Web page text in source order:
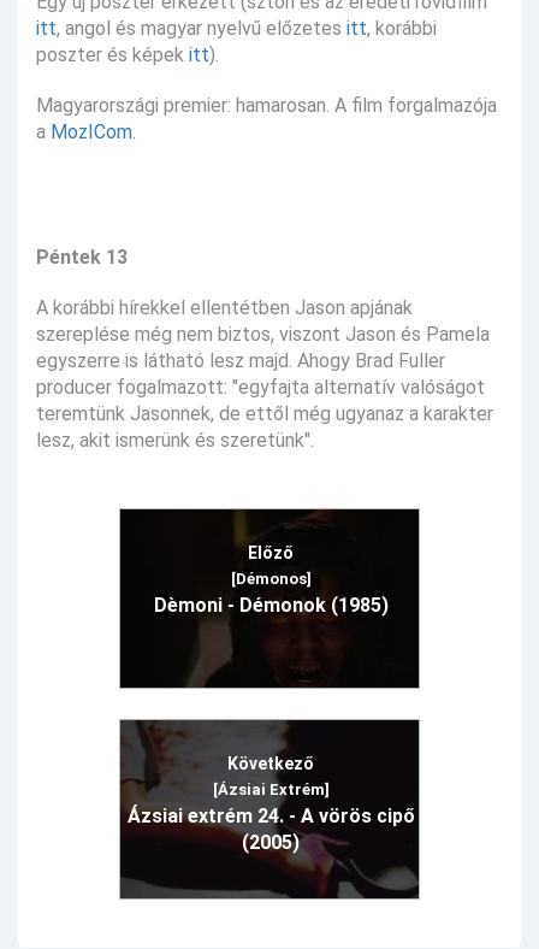
itt, angol és magyar nyelvű előzetes itt, korábbi
poszter és képek itt).
Magyarországi premier: hamarosan. A film forgalmazója
a MozICom.
Péntek 13
A korábbi hírekkel ellentétben Jason apjának
szereplése még nem biztos, viszont Jason és Pamela
egyszerre is látható lesz majd. Ahogy Brad Fuller
producer fogalmazott: "egyfajta alternatív valóságot
teremtünk Jasonnek, de ettől még ugyanaz a karakter
lesz, akit ismerünk és szeretünk".
Előző
[Démonos]
Dèmoni - Démonok (1985)
Következő
[Ázsiai Extrém]
Ázsiai extrém 24. - A vörös cipő
(2005)